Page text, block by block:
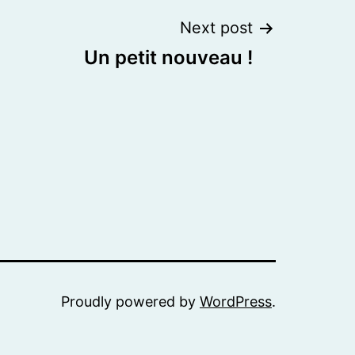
Next post
Un petit nouveau !
Proudly powered by WordPress.